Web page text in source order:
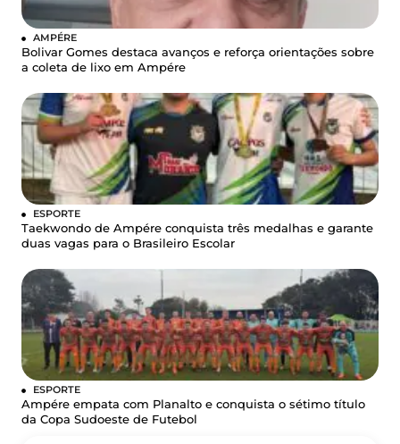
AMPÉRE
Bolivar Gomes destaca avanços e reforça orientações sobre
a coleta de lixo em Ampére
ESPORTE
Taekwondo de Ampére conquista três medalhas e garante
duas vagas para o Brasileiro Escolar
ESPORTE
Ampére empata com Planalto e conquista o sétimo título
da Copa Sudoeste de Futebol